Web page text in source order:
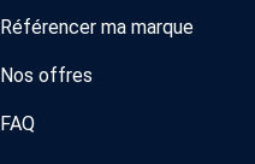
Référencer ma marque
Nos offres
FAQ